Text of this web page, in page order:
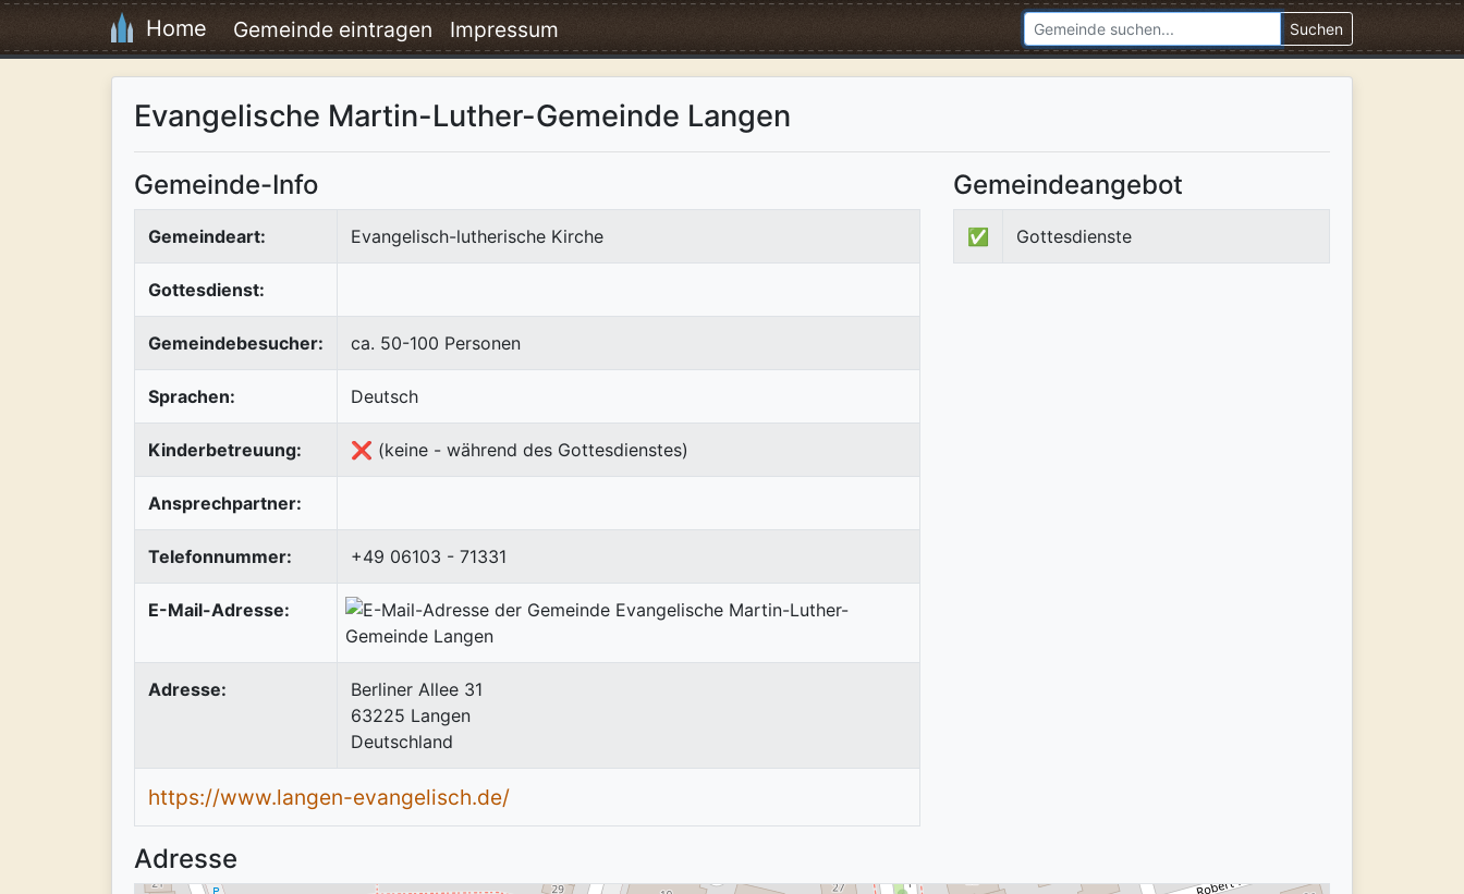
Home Gemeinde eintragen Impressum Suchen
Evangelische Martin-Luther-Gemeinde Langen
Gemeinde-Info
Gemeindeart: Evangelisch-lutherische Kirche
Gottesdienst:
Gemeindebesucher: ca. 50-100 Personen
Sprachen: Deutsch
Kinderbetreuung: ❌ (keine - während des Gottesdienstes)
Ansprechpartner:
Telefonnummer: +49 06103 - 71331
E-Mail-Adresse:
Adresse:
Berliner Allee 31
63225 Langen
Deutschland
https://www.langen-evangelisch.de/
Gemeindeangebot
✅ Gottesdienste
Adresse